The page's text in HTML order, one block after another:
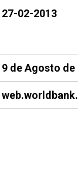
27-02-2013
9 de Agosto de